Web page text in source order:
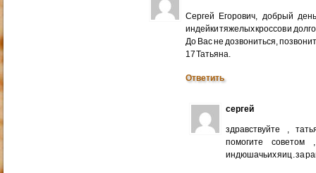
Сергей Егорович, добрый
индейки тяжелых кроссов и
До Вас не дозвониться,
17 Татьяна.
Ответить
сергей
здравствуйте ,
помогите
индюшачьих яиц . за